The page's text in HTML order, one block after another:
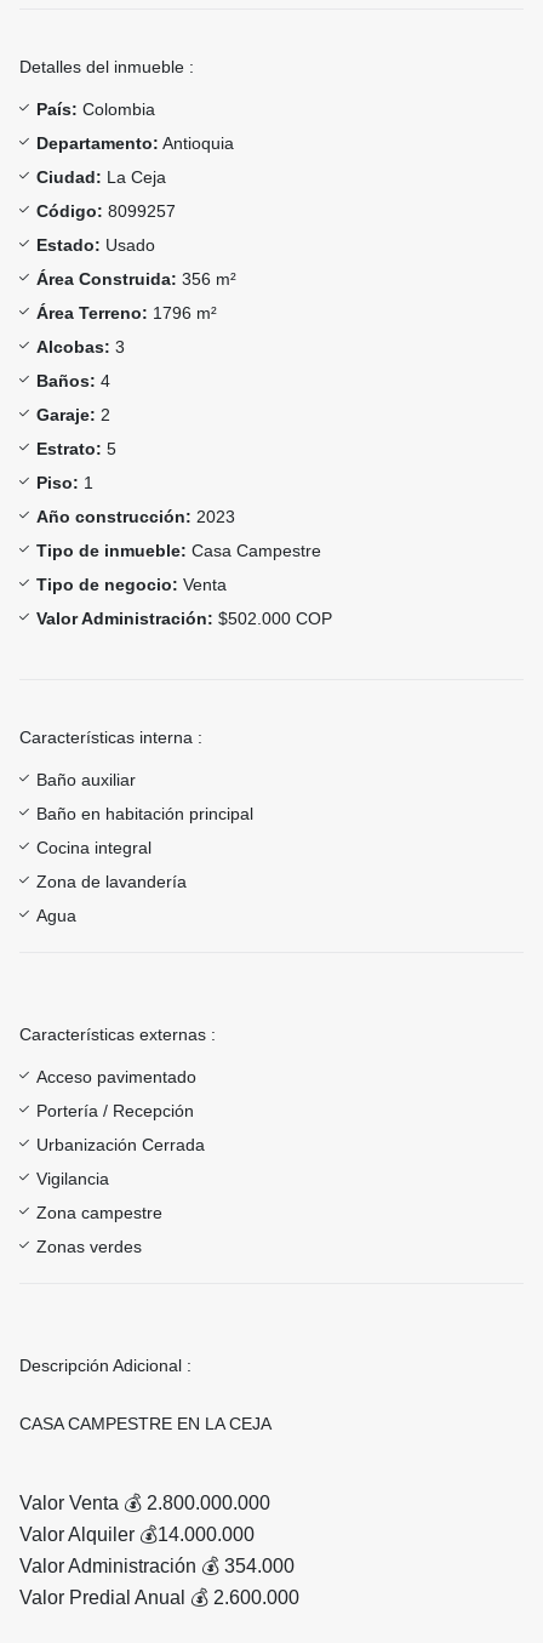
Detalles del inmueble :
País: Colombia
Departamento: Antioquia
Ciudad: La Ceja
Código: 8099257
Estado: Usado
Área Construida: 356 m²
Área Terreno: 1796 m²
Alcobas: 3
Baños: 4
Garaje: 2
Estrato: 5
Piso: 1
Año construcción: 2023
Tipo de inmueble: Casa Campestre
Tipo de negocio: Venta
Valor Administración: $502.000 COP
Características interna :
Baño auxiliar
Baño en habitación principal
Cocina integral
Zona de lavandería
Agua
Características externas :
Acceso pavimentado
Portería / Recepción
Urbanización Cerrada
Vigilancia
Zona campestre
Zonas verdes
Descripción Adicional :
CASA CAMPESTRE EN LA CEJA
Valor Venta 💰 2.800.000.000
Valor Alquiler 💰14.000.000
Valor Administración 💰 354.000
Valor Predial Anual 💰 2.600.000